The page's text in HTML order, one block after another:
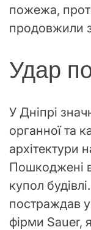
пожежа,
продовжили
Удар
У Дніпрі
органної та
архітектури
Пошкоджені
купол
постраждав
фірми Sauer,